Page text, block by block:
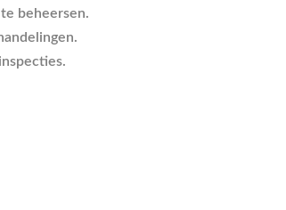
beheersen.